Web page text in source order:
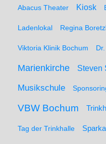
Abacus Theater Kiosk
Ladenlokal Regina
Viktoria Klinik Bochum
Marienkirche Steven
Musikschule
VBW Bochum
Tag der Trinkhalle